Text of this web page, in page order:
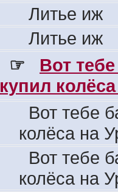
Литье иж
Литье иж
☞
Вот
купил
Вот тебе
колёса на
Вот тебе
колёса на